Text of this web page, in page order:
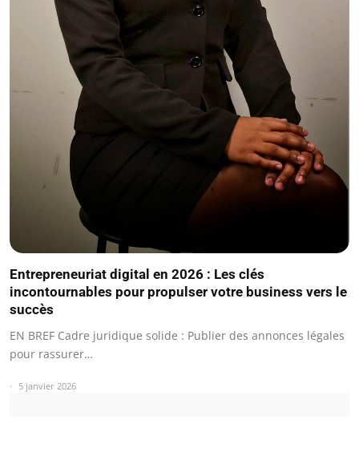
Entrepreneuriat digital en 2026 : Les clés
incontournables pour propulser votre business vers le
succès
EN BREF Cadre juridique solide : Publier des annonces légales
pour rassurer…
5 janvier 2026